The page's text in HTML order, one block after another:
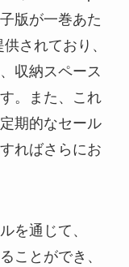
版が一巻あた
されており、
収納スペース
。また、これ
期的なセール
ればさらにお
を通じて、
ことができ、